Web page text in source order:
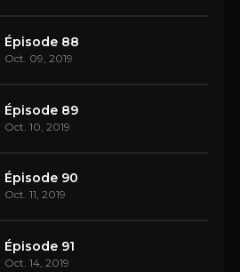
Épisode 88
Oct. 09, 2019
Épisode 89
Oct. 10, 2019
Épisode 90
Oct. 11, 2019
Épisode 91
Oct. 14, 2019